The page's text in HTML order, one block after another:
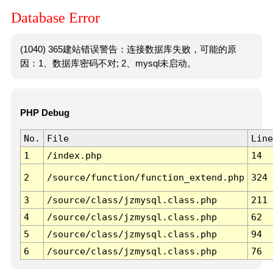
Database Error
(1040) 365建站错误警告：连接数据库失败，可能的原
因：1、数据库密码不对; 2、mysql未启动。
PHP Debug
No. File
Line
1
/index.php 14
2 /source/function/function_extend.php 324
3 /source/class/jzmysql.class.php
211
4
/source/class/jzmysql.class.php
62
5
/source/class/jzmysql.class.php
94
6
/source/class/jzmysql.class.php 76